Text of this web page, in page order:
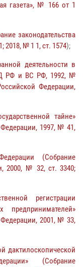
газета», № 166 от 1
законодательства
2018, № 1 1, ст. 1574);
деятельности в
РФ и ВС РФ, 1992, №
Федерации,
тайне»
Федерации, 1997, № 41,
(Собрание
2000, № 32, ст. 3340;
регистрации
Федерации, 2001, № 33,
дактилоскопической
(Собрание